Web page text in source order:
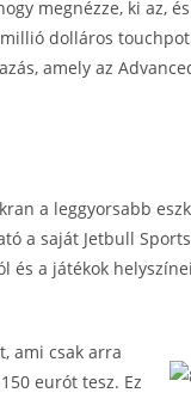
megnézze, ki az,
dolláros
amely az
a leggyorsabb
a saját Jetbull
és a játékok
ami csak arra
eurót tesz. Ez